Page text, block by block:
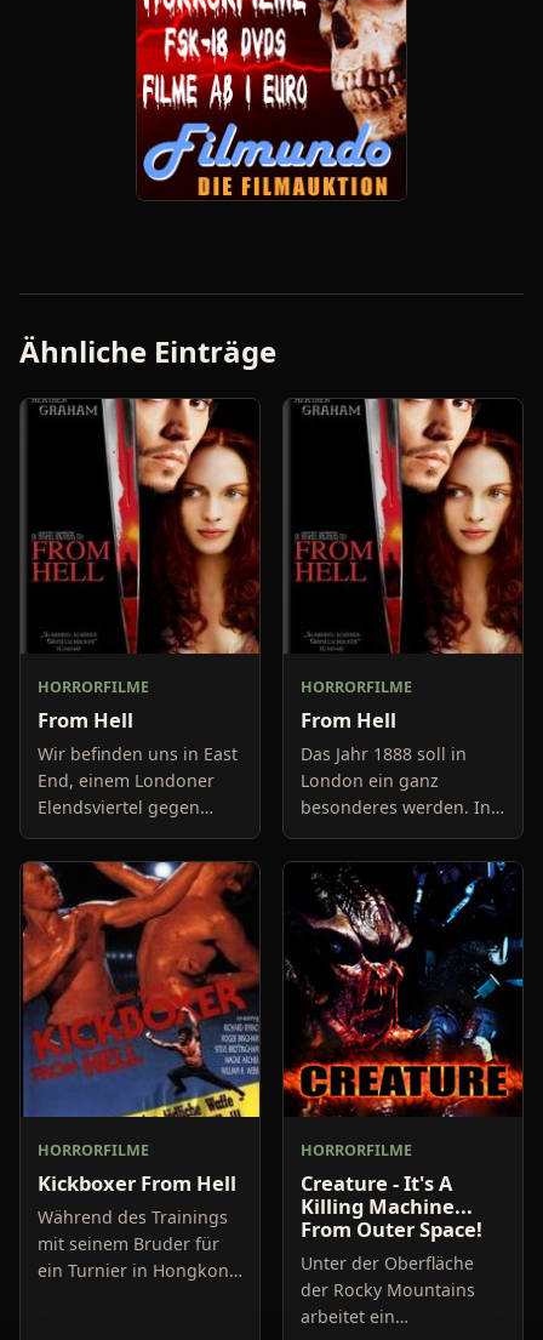
Ähnliche Einträge
HORRORFILME
From Hell
Wir befinden uns in East
End, einem Londoner
Elendsviertel gegen
Ende des 19.
Jahrhunderts. Das Viertel
wird von der „besseren“
Gesellschaft sehr
gemieden.
HORRORFILME
From Hell
Das Jahr 1888 soll in
London ein ganz
besonderes werden. In
der vernebelten Stadt
geht ein Frauenmörder
um, der es
ausschließlich auf
Prostituierte abgesehen
HORRORFILME
Kickboxer From Hell
Während des Trainings
mit seinem Bruder für
ein Turnier in Hongkong
HORRORFILME
Creature - It's A
Killing Machine...
From Outer Space!
Unter der Oberfläche
der Rocky Mountains
arbeitet ein